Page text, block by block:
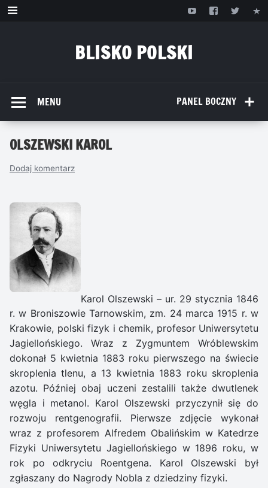
Przejdź
BLISKO POLSKI
PANEL BOCZNY
MENU
OLSZEWSKI KAROL
Dodaj komentarz
Karol Olszewski – ur. 29 stycznia 1846
r. w Broniszowie Tarnowskim, zm. 24 marca 1915 r. w
Krakowie, polski fizyk i chemik, profesor Uniwersytetu
Jagiellońskiego. Wraz z Zygmuntem Wróblewskim
dokonał 5 kwietnia 1883 roku pierwszego na świecie
skroplenia tlenu, a 13 kwietnia 1883 roku skroplenia
azotu. Później obaj uczeni zestalili także dwutlenek
węgla i metanol. Karol Olszewski przyczynił się do
rozwoju rentgenografii. Pierwsze zdjęcie wykonał
wraz z profesorem Alfredem Obalińskim w Katedrze
Fizyki Uniwersytetu Jagiellońskiego w 1896 roku, w
rok po odkryciu Roentgena. Karol Olszewski był
zgłaszany do Nagrody Nobla z dziedziny fizyki.